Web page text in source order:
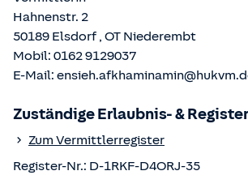
Hahnenstr. 2
50189 Elsdorf , OT Niederembt
Mobil: 0162 9129037
E-Mail:
Zuständige Erlaubnis- &
Zum Vermittlerregister
Register-Nr.: D-1RKF-D4ORJ-35